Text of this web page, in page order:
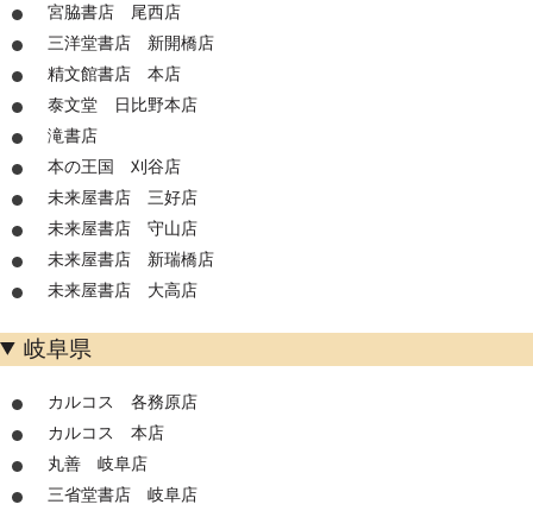
宮脇書店 尾西店
三洋堂書店 新開橋店
精文館書店 本店
泰文堂 日比野本店
滝書店
本の王国 刈谷店
未来屋書店 三好店
未来屋書店 守山店
未来屋書店 新瑞橋店
未来屋書店 大高店
岐阜県
カルコス 各務原店
カルコス 本店
丸善 岐阜店
三省堂書店 岐阜店